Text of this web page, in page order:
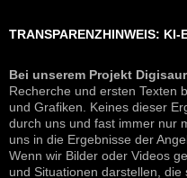
TRANSPARENZHINWEIS: KI-
Bei unserem Projekt
Recherche und ersten Texten
und Grafiken. Keines dieser
durch uns und fast immer nur
uns in die Ergebnisse der
Wenn wir Bilder oder Videos
und Situationen darstellen,